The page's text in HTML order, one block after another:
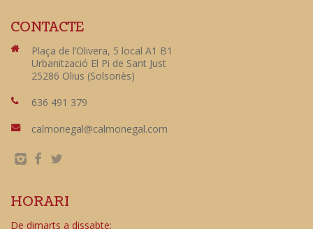
CONTACTE
Plaça de l’Olivera, 5 local A1 B1
Urbanització El Pi de Sant Just
25286 Olius (Solsonès)
636 491 379
calmonegal@calmonegal.com
HORARI
De dimarts a dissabte: